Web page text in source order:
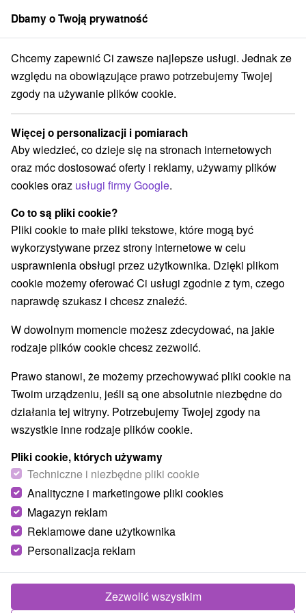
członek grupySorger
Borovica **** Szczyrbskie Jezioro Pobyt dla seniorów od 55 lat
Pobyt dla seniorów od 55 lat
Wellness hotel Borovica★ ★★★Szczyrbskie Jezioro
Štrbské Pleso
Przejdź do lokalizacji
Urządzenie jest obecnie zamknięty z naszą ofertą!
9,4 doskonały·150 recenzji
Dbamy o Twoją prywatność
Chcemy zapewnić Ci zawsze najlepsze usługi. Jednak ze
względu na obowiązujące prawo potrzebujemy Twojej
zgody na używanie plików cookie.
Więcej o personalizacji i pomiarach
Aby wiedzieć, co dzieje się na stronach internetowych
oraz móc dostosować oferty i reklamy, używamy plików
cookies oraz usługi firmy Google.
Co to są pliki cookie?
Pliki cookie to małe pliki tekstowe, które mogą być
wykorzystywane przez strony internetowe w celu
usprawnienia obsługi przez użytkownika. Dzięki plikom
cookie możemy oferować Ci usługi zgodnie z tym, czego
naprawdę szukasz i chcesz znaleźć.
W dowolnym momencie możesz zdecydować, na jakie
rodzaje plików cookie chcesz zezwolić.
Prawo stanowi, że możemy przechowywać pliki cookie na
Twoim urządzeniu, jeśli są one absolutnie niezbędne do
działania tej witryny. Potrzebujemy Twojej zgody na
wszystkie inne rodzaje plików cookie.
Pliki cookie, których używamy
Techniczne i niezbędne pliki cookie
Analityczne i marketingowe pliki cookies
Magazyn reklam
Reklamowe dane użytkownika
Personalizacja reklam
Zezwolić wszystkim